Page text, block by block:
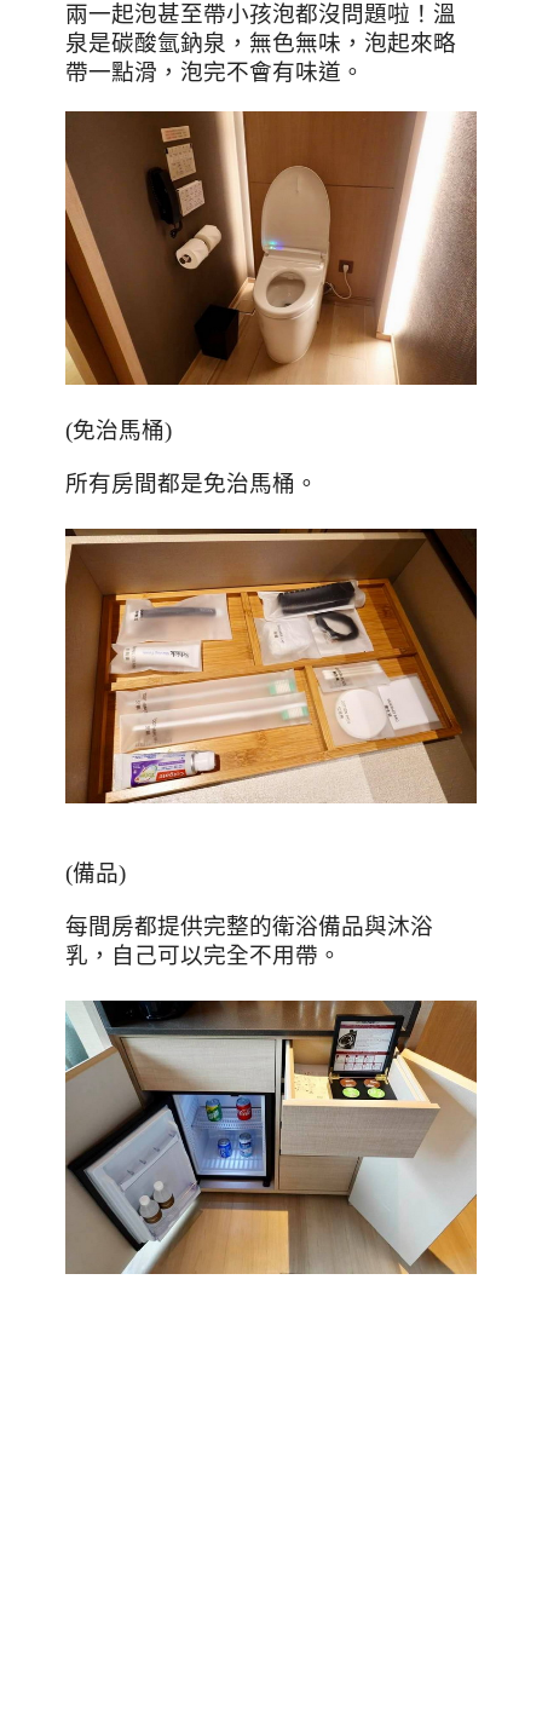
兩一起泡甚至帶小孩泡都沒問題啦！溫
泉是碳酸氫鈉泉，無色無味，泡起來略
帶一點滑，泡完不會有味道。
(免治馬桶)
所有房間都是免治馬桶。
(備品)
每間房都提供完整的衛浴備品與沐浴
乳，自己可以完全不用帶。